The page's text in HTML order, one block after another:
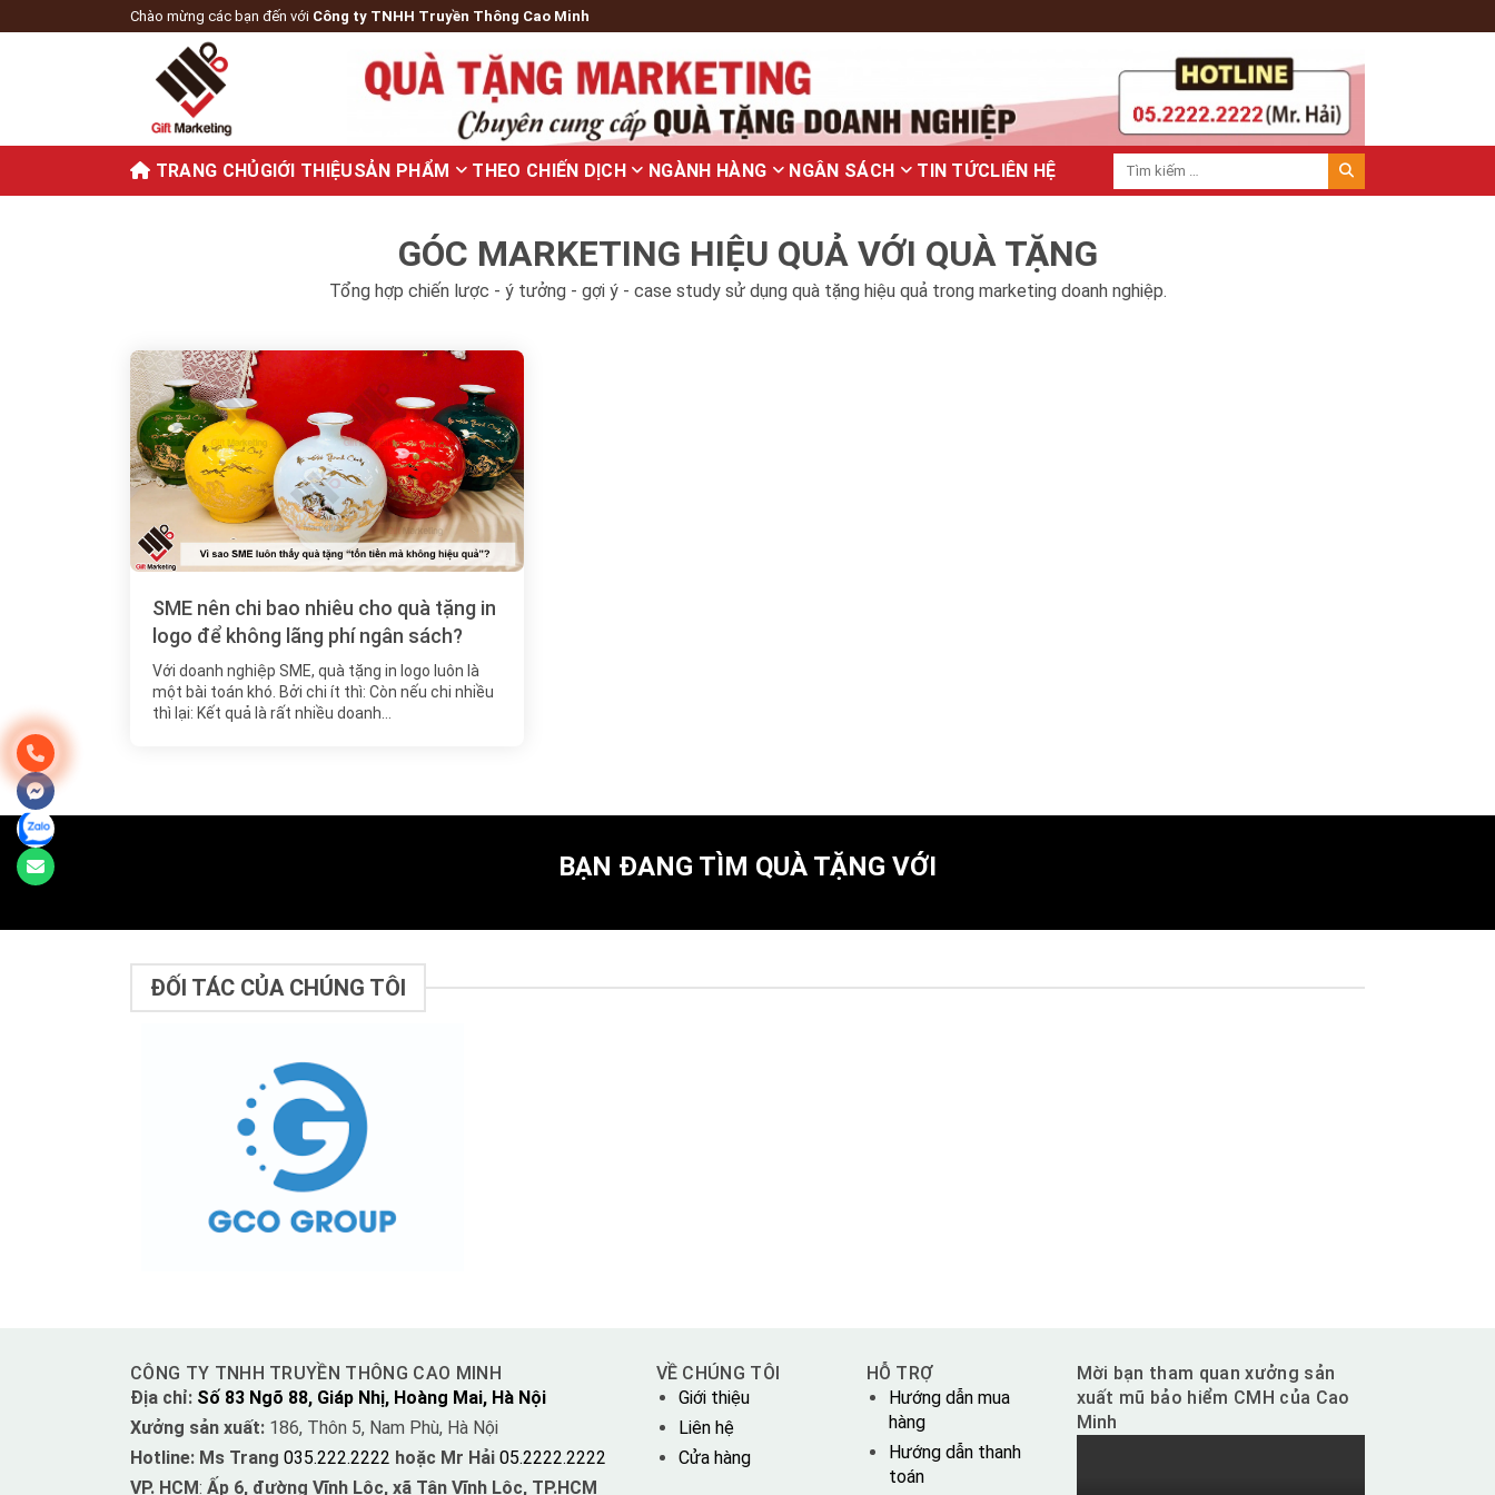
Chào mừng các bạn đến với Công ty TNHH Truyền Thông Cao Minh
TRANG CHỦGIỚI THIỆUSẢN PHẨM THEO CHIẾN DỊCH NGÀNH HÀNG NGÂN SÁCH TIN TỨCLIÊN HỆ
GÓC MARKETING HIỆU QUẢ VỚI QUÀ TẶNG
Tổng hợp chiến lược - ý tưởng - gợi ý - case study sử dụng quà tặng hiệu quả trong marketing doanh nghiệp.
SME nên chi bao nhiêu cho quà tặng in
logo để không lãng phí ngân sách?
Với doanh nghiệp SME, quà tặng in logo luôn là
một bài toán khó. Bởi chi ít thì: Còn nếu chi nhiều
thì lại: Kết quả là rất nhiều doanh…
BẠN ĐANG TÌM QUÀ TẶNG VỚI
ĐỐI TÁC CỦA CHÚNG TÔI
CÔNG TY TNHH TRUYỀN THÔNG CAO MINH
Địa chỉ: Số 83 Ngõ 88, Giáp Nhị, Hoàng Mai, Hà Nội
Xưởng sản xuất: 186, Thôn 5, Nam Phù, Hà Nội
Hotline: Ms Trang 035.222.2222 hoặc Mr Hải 05.2222.2222
VP. HCM: Ấp 6, đường Vĩnh Lộc, xã Tân Vĩnh Lộc, TP.HCM
VỀ CHÚNG TÔI
Giới thiệu
Liên hệ
Cửa hàng
HỖ TRỢ
Hướng dẫn mua
hàng
Hướng dẫn thanh
toán
Mời bạn tham quan xưởng sản
xuất mũ bảo hiểm CMH của Cao
Minh